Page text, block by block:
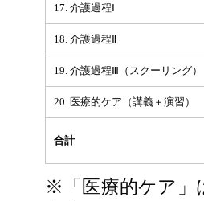
17. 介護過程Ⅰ
18. 介護過程Ⅱ
19. 介護過程Ⅲ（スクーリング）
20. 医療的ケア（講義＋演習）
合計
※「医療的ケア」